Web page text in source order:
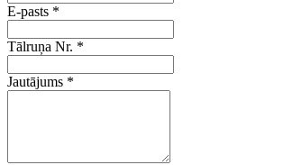
E-pasts *
Tālruņa Nr. *
Jautājums *